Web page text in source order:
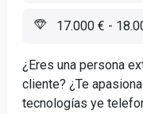
17.000 € -
¿Eres una persona
cliente? ¿Te
tecnologías ye